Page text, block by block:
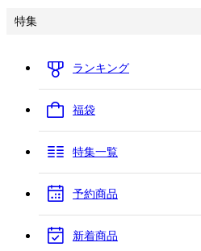
特集
ランキング
福袋
特集一覧
予約商品
新着商品